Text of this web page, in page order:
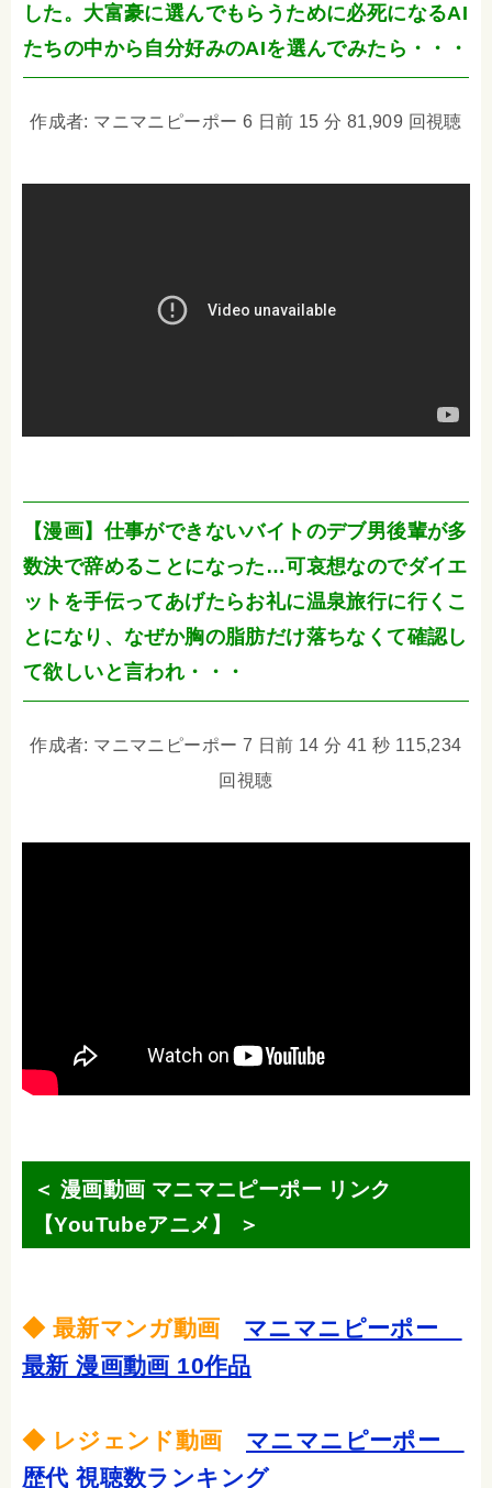
した。大富豪に選んでもらうために必死になるAI
たちの中から自分好みのAIを選んでみたら・・・
作成者: マニマニピーポー 6 日前 15 分 81,909 回視聴
【漫画】仕事ができないバイトのデブ男後輩が多
数決で辞めることになった…可哀想なのでダイエ
ットを手伝ってあげたらお礼に温泉旅行に行くこ
とになり、なぜか胸の脂肪だけ落ちなくて確認し
て欲しいと言われ・・・
作成者: マニマニピーポー 7 日前 14 分 41 秒 115,234
回視聴
＜ 漫画動画 マニマニピーポー リンク
【YouTubeアニメ】 ＞
◆ 最新マンガ動画 マニマニピーポー
最新 漫画動画 10作品
◆ レジェンド動画 マニマニピーポー
歴代 視聴数ランキング